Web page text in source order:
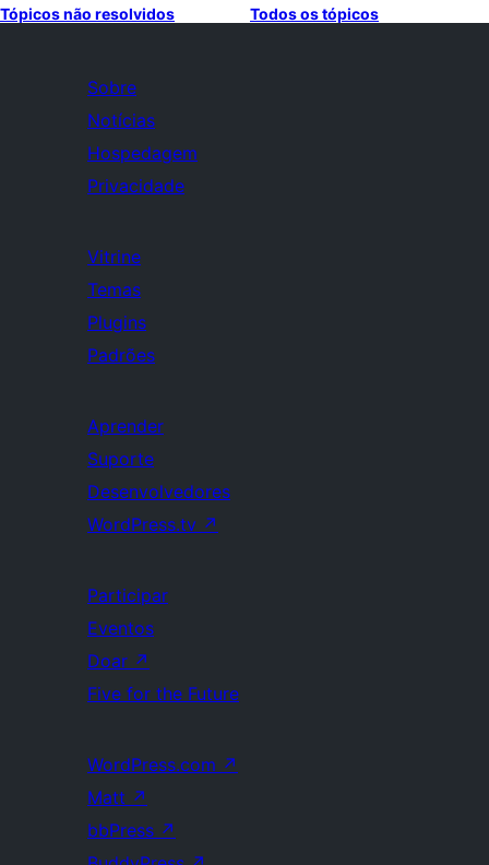
Tópicos não resolvidos Todos os tópicos
Sobre
Notícias
Hospedagem
Privacidade
Vitrine
Temas
Plugins
Padrões
Aprender
Suporte
Desenvolvedores
WordPress.tv ↗
Participar
Eventos
Doar ↗
Five for the Future
WordPress.com ↗
Matt ↗
bbPress ↗